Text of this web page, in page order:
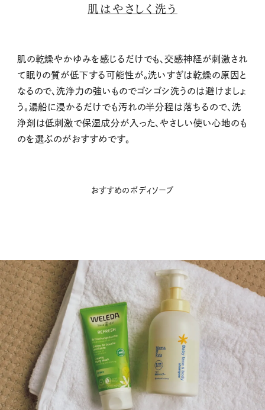
肌はやさしく洗う
肌の乾燥やかゆみを感じるだけでも、交感神経が刺激され
て眠りの質が低下する可能性が。洗いすぎは乾燥の原因と
なるので、洗浄力の強いものでゴシゴシ洗うのは避けましょ
う。湯船に浸かるだけでも汚れの半分程は落ちるので、洗
浄剤は低刺激で保湿成分が入った、やさしい使い心地のも
のを選ぶのがおすすめです。
おすすめのボディソープ